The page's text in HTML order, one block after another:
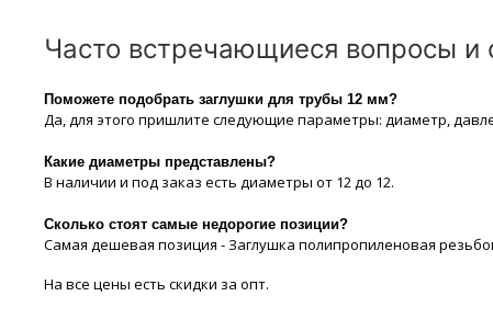
Фитинги
Хомуты
Часто встречающиеся вопросы и
Поможете подобрать заглушки для трубы 12 мм?
Да, для этого пришлите следующие параметры: диаметр,
Какие диaметры представлены?
В наличии и под заказ есть диaметры от 12 до 12.
Сколько стоят самые недорогие позиции?
Самая дешевая позиция - Заглушка полипропиленовая
На все цeны есть скидки за опт.